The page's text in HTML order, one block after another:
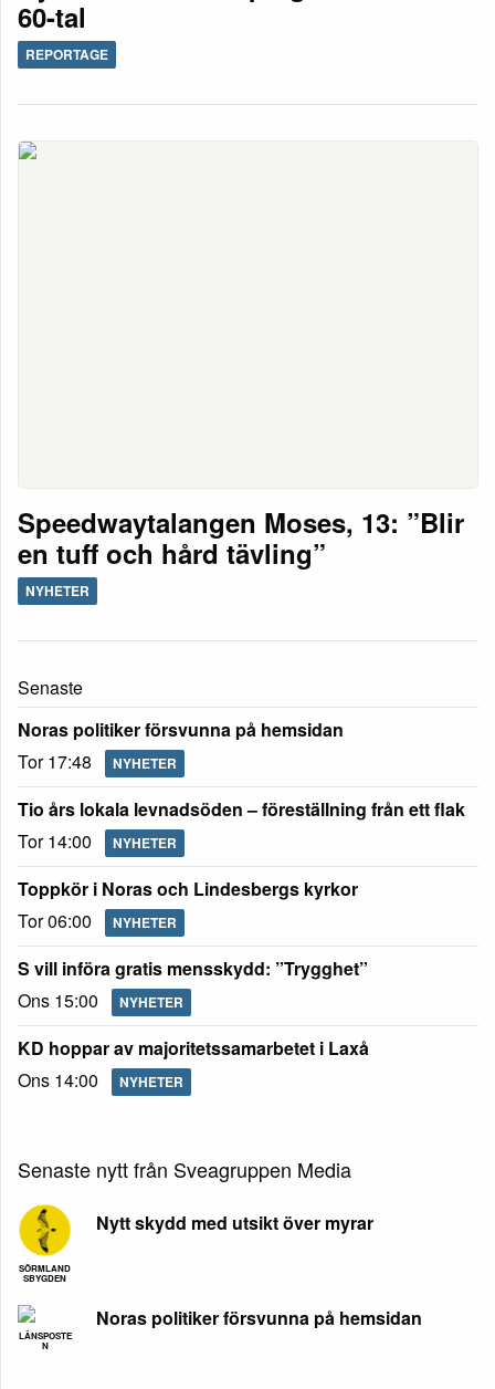
60-tal
REPORTAGE
Speedwaytalangen Moses, 13: ”Blir
en tuff och hård tävling”
NYHETER
Senaste
Noras politiker försvunna på hemsidan
Tor 17:48
NYHETER
Tio års lokala levnadsöden – föreställning från ett flak
Tor 14:00
NYHETER
Toppkör i Noras och Lindesbergs kyrkor
Tor 06:00
NYHETER
S vill införa gratis mensskydd: ”Trygghet”
Ons 15:00
NYHETER
KD hoppar av majoritetssamarbetet i Laxå
Ons 14:00
NYHETER
Senaste nytt från Sveagruppen Media
SÖRMLAND
SBYGDEN
Nytt skydd med utsikt över myrar
LÄNSPOSTE
N
Noras politiker försvunna på hemsidan